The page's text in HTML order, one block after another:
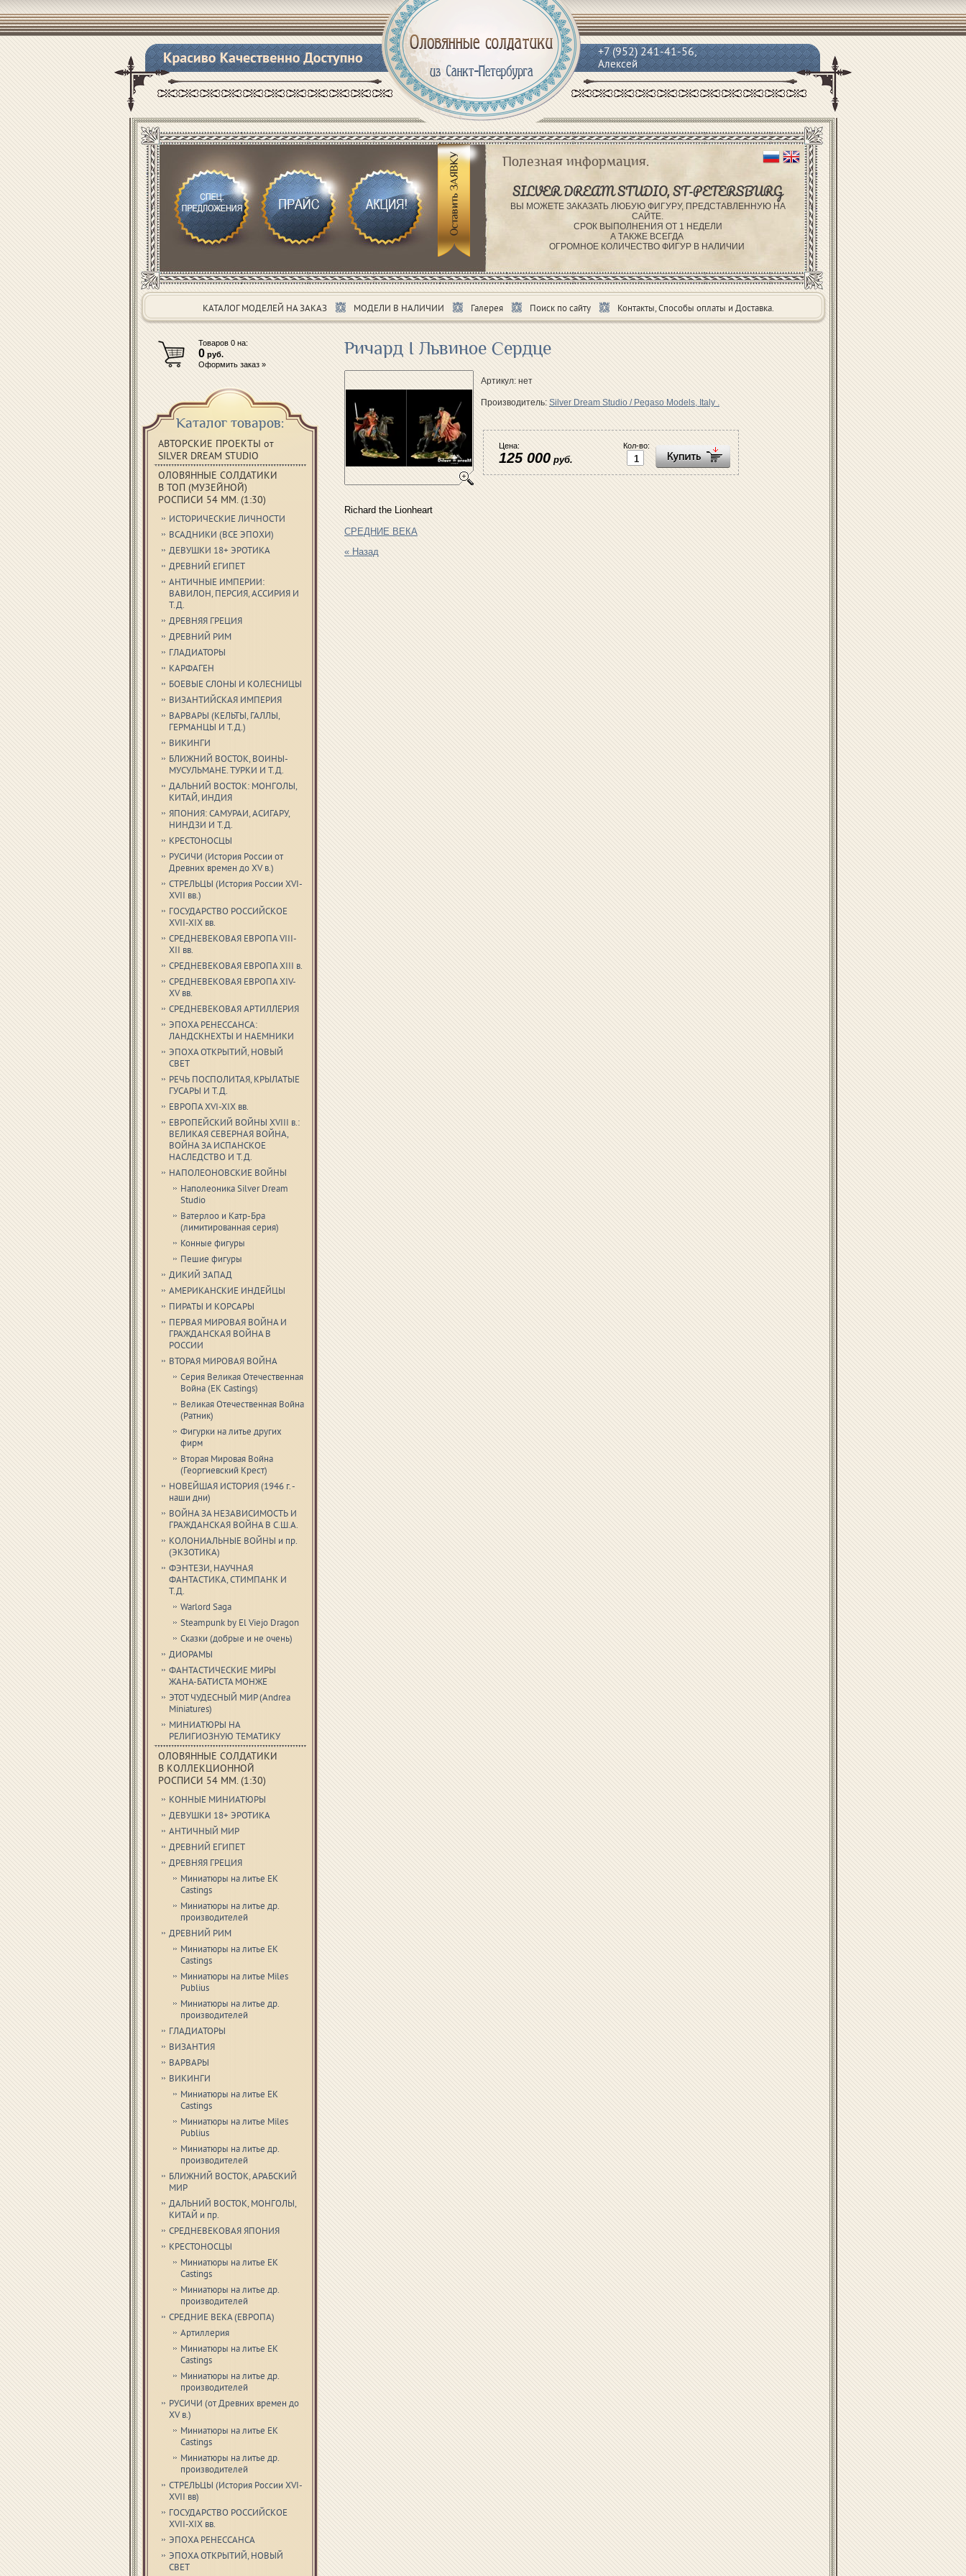
КАТАЛОГ МОДЕЛЕЙ НА ЗАКАЗ МОДЕЛИ В НАЛИЧИИ Галерея Поиск по сайту Контакты, Способы оплаты и Доставка.
+7 (952) 241-41-56,
Алексей
Полезная информация.
SILVER DREAM STUDIO, ST-PETERSBURG
ВЫ МОЖЕТЕ ЗАКАЗАТЬ ЛЮБУЮ ФИГУРУ, ПРЕДСТАВЛЕННУЮ НА
САЙТЕ.
СРОК ВЫПОЛНЕНИЯ ОТ 1 НЕДЕЛИ
А ТАКЖЕ ВСЕГДА
ОГРОМНОЕ КОЛИЧЕСТВО ФИГУР В НАЛИЧИИ
Ричард I Львиное Сердце
Артикул: нет
Производитель: Silver Dream Studio / Pegaso Models, Italy .
Кол-во:
Цена:
125 000 руб.
Richard the Lionheart
СРЕДНИЕ ВЕКА
« Назад
Товаров 0 на:
0 руб.
Оформить заказ »
Каталог товаров:
АВТОРСКИЕ ПРОЕКТЫ от
SILVER DREAM STUDIO
ОЛОВЯННЫЕ СОЛДАТИКИ
В ТОП (МУЗЕЙНОЙ)
РОСПИСИ 54 ММ. (1:30)
ИСТОРИЧЕСКИЕ ЛИЧНОСТИ
ВСАДНИКИ (ВСЕ ЭПОХИ)
ДЕВУШКИ 18+ ЭРОТИКА
ДРЕВНИЙ ЕГИПЕТ
АНТИЧНЫЕ ИМПЕРИИ:
ВАВИЛОН, ПЕРСИЯ, АССИРИЯ И
Т.Д.
ДРЕВНЯЯ ГРЕЦИЯ
ДРЕВНИЙ РИМ
ГЛАДИАТОРЫ
КАРФАГЕН
БОЕВЫЕ СЛОНЫ И КОЛЕСНИЦЫ
ВИЗАНТИЙСКАЯ ИМПЕРИЯ
ВАРВАРЫ (КЕЛЬТЫ, ГАЛЛЫ,
ГЕРМАНЦЫ И Т.Д.)
ВИКИНГИ
БЛИЖНИЙ ВОСТОК, ВОИНЫ-
МУСУЛЬМАНЕ. ТУРКИ И Т.Д.
ДАЛЬНИЙ ВОСТОК: МОНГОЛЫ,
КИТАЙ, ИНДИЯ
ЯПОНИЯ: САМУРАИ, АСИГАРУ,
НИНДЗИ И Т.Д.
КРЕСТОНОСЦЫ
РУСИЧИ (История России от
Древних времен до XV в.)
СТРЕЛЬЦЫ (История России XVI-
XVII вв.)
ГОСУДАРСТВО РОССИЙСКОЕ
XVII-XIX вв.
СРЕДНЕВЕКОВАЯ ЕВРОПА VIII-
XII вв.
СРЕДНЕВЕКОВАЯ ЕВРОПА XIII в.
СРЕДНЕВЕКОВАЯ ЕВРОПА XIV-
XV вв.
СРЕДНЕВЕКОВАЯ АРТИЛЛЕРИЯ
ЭПОХА РЕНЕССАНСА:
ЛАНДСКНЕХТЫ И НАЕМНИКИ
ЭПОХА ОТКРЫТИЙ, НОВЫЙ
СВЕТ
РЕЧЬ ПОСПОЛИТАЯ, КРЫЛАТЫЕ
ГУСАРЫ И Т.Д.
ЕВРОПА XVI-XIX вв.
ЕВРОПЕЙСКИЙ ВОЙНЫ XVIII в.:
ВЕЛИКАЯ СЕВЕРНАЯ ВОЙНА,
ВОЙНА ЗА ИСПАНСКОЕ
НАСЛЕДСТВО И Т.Д.
НАПОЛЕОНОВСКИЕ ВОЙНЫ
Наполеоника Silver Dream
Studio
Ватерлоо и Катр-Бра
(лимитированная серия)
Конные фигуры
Пешие фигуры
ДИКИЙ ЗАПАД
АМЕРИКАНСКИЕ ИНДЕЙЦЫ
ПИРАТЫ И КОРСАРЫ
ПЕРВАЯ МИРОВАЯ ВОЙНА И
ГРАЖДАНСКАЯ ВОЙНА В
РОССИИ
ВТОРАЯ МИРОВАЯ ВОЙНА
Серия Великая Отечественная
Война (EK Castings)
Великая Отечественная Война
(Ратник)
Фигурки на литье других
фирм
Вторая Мировая Война
(Георгиевский Крест)
НОВЕЙШАЯ ИСТОРИЯ (1946 г. -
наши дни)
ВОЙНА ЗА НЕЗАВИСИМОСТЬ И
ГРАЖДАНСКАЯ ВОЙНА В С.Ш.А.
КОЛОНИАЛЬНЫЕ ВОЙНЫ и пр.
(ЭКЗОТИКА)
ФЭНТЕЗИ, НАУЧНАЯ
ФАНТАСТИКА, СТИМПАНК И
Т.Д.
Warlord Saga
Steampunk by El Viejo Dragon
Сказки (добрые и не очень)
ДИОРАМЫ
ФАНТАСТИЧЕСКИЕ МИРЫ
ЖАНА-БАТИСТА МОНЖЕ
ЭТОТ ЧУДЕСНЫЙ МИР (Andrea
Miniatures)
МИНИАТЮРЫ НА
РЕЛИГИОЗНУЮ ТЕМАТИКУ
ОЛОВЯННЫЕ СОЛДАТИКИ
В КОЛЛЕКЦИОННОЙ
РОСПИСИ 54 ММ. (1:30)
КОННЫЕ МИНИАТЮРЫ
ДЕВУШКИ 18+ ЭРОТИКА
АНТИЧНЫЙ МИР
ДРЕВНИЙ ЕГИПЕТ
ДРЕВНЯЯ ГРЕЦИЯ
Миниатюры на литье EK
Castings
Миниатюры на литье др.
производителей
ДРЕВНИЙ РИМ
Миниатюры на литье EK
Castings
Миниатюры на литье Miles
Publius
Миниатюры на литье др.
производителей
ГЛАДИАТОРЫ
ВИЗАНТИЯ
ВАРВАРЫ
ВИКИНГИ
Миниатюры на литье EK
Castings
Миниатюры на литье Miles
Publius
Миниатюры на литье др.
производителей
БЛИЖНИЙ ВОСТОК, АРАБСКИЙ
МИР
ДАЛЬНИЙ ВОСТОК, МОНГОЛЫ,
КИТАЙ и пр.
СРЕДНЕВЕКОВАЯ ЯПОНИЯ
КРЕСТОНОСЦЫ
Миниатюры на литье EK
Castings
Миниатюры на литье др.
производителей
СРЕДНИЕ ВЕКА (ЕВРОПА)
Артиллерия
Миниатюры на литье EK
Castings
Миниатюры на литье др.
производителей
РУСИЧИ (от Древних времен до
XV в.)
Миниатюры на литье EK
Castings
Миниатюры на литье др.
производителей
СТРЕЛЬЦЫ (История России XVI-
XVII вв)
ГОСУДАРСТВО РОССИЙСКОЕ
XVII-XIX вв.
ЭПОХА РЕНЕССАНСА
ЭПОХА ОТКРЫТИЙ, НОВЫЙ
СВЕТ